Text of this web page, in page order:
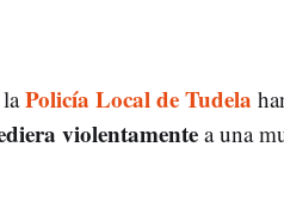
Policía Local de Tudela
violentamentea una